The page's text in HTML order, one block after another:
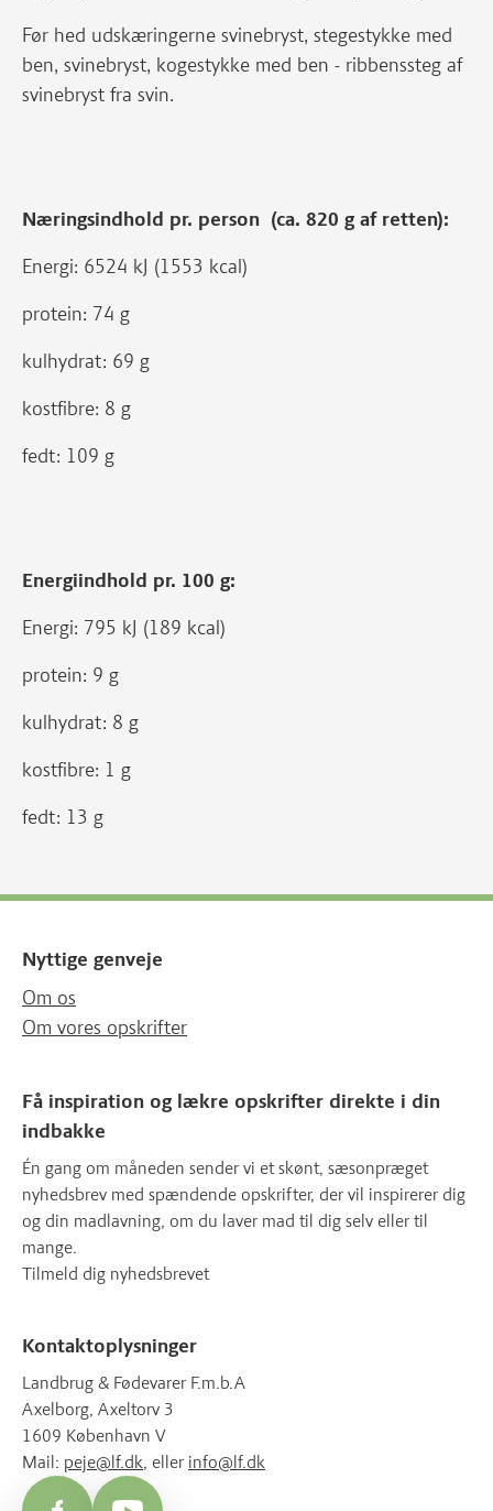
Før hed udskæringerne svinebryst, stegestykke med
ben, svinebryst, kogestykke med ben - ribbenssteg af
svinebryst fra svin.
Næringsindhold pr. person (ca. 820 g af retten):
Energi: 6524 kJ (1553 kcal)
protein: 74 g
kulhydrat: 69 g
kostfibre: 8 g
fedt: 109 g
Energiindhold pr. 100 g:
Energi: 795 kJ (189 kcal)
protein: 9 g
kulhydrat: 8 g
kostfibre: 1 g
fedt: 13 g
Nyttige genveje
Om os
Om vores opskrifter
Få inspiration og lækre opskrifter direkte i din
indbakke
Én gang om måneden sender vi et skønt, sæsonpræget
nyhedsbrev med spændende opskrifter, der vil inspirerer dig
og din madlavning, om du laver mad til dig selv eller til
mange.
Tilmeld dig nyhedsbrevet
Kontaktoplysninger
Landbrug & Fødevarer F.m.b.A
Axelborg, Axeltorv 3
1609 København V
Mail: peje@lf.dk, eller info@lf.dk